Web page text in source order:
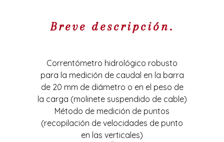
Breve descripción.
Correntómetro hidrológico robusto
para la medición de caudal en la barra
de 20 mm de diámetro o en el peso de
la carga (molinete suspendido de cable)
Método de medición de puntos
(recopilación de velocidades de punto
en las verticales)